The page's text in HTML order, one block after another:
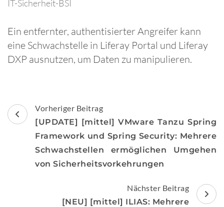
IT-Sicherheit-BSI
Ein entfernter, authentisierter Angreifer kann
eine Schwachstelle in Liferay Portal und Liferay
DXP ausnutzen, um Daten zu manipulieren.
Beitragsnavigation
Vorheriger Beitrag
[UPDATE] [mittel] VMware Tanzu Spring
Framework und Spring Security: Mehrere
Schwachstellen ermöglichen Umgehen
von Sicherheitsvorkehrungen
Nächster Beitrag
[NEU] [mittel] ILIAS: Mehrere